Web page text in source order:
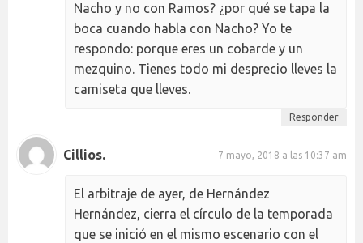
Nacho y no con Ramos? ¿por qué se tapa la
boca cuando habla con Nacho? Yo te
respondo: porque eres un cobarde y un
mezquino. Tienes todo mi desprecio lleves la
camiseta que lleves.
Responder
Cillios. 7 mayo, 2018 a las 10:37 am
El arbitraje de ayer, de Hernández
Hernández, cierra el círculo de la temporada
que se inició en el mismo escenario con el